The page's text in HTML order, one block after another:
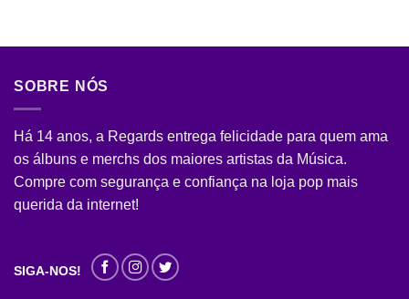
SOBRE NÓS
Há 14 anos, a Regards entrega felicidade para quem ama
os álbuns e merchs dos maiores artistas da Música.
Compre com segurança e confiança na loja pop mais
querida da internet!
SIGA-NOS!